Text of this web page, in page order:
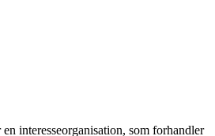
interesseorganisation, som forhandler